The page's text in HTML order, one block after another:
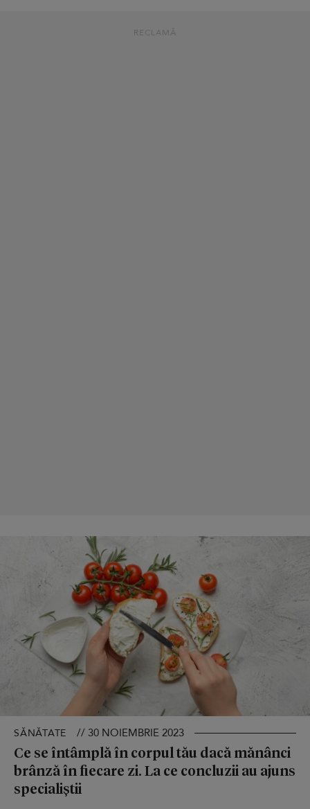
RECLAMĂ
SĂNĂTATE // 30 NOIEMBRIE 2023
Ce se întâmplă în corpul tău dacă mănânci
brânză în fiecare zi. La ce concluzii au ajuns
specialiștii